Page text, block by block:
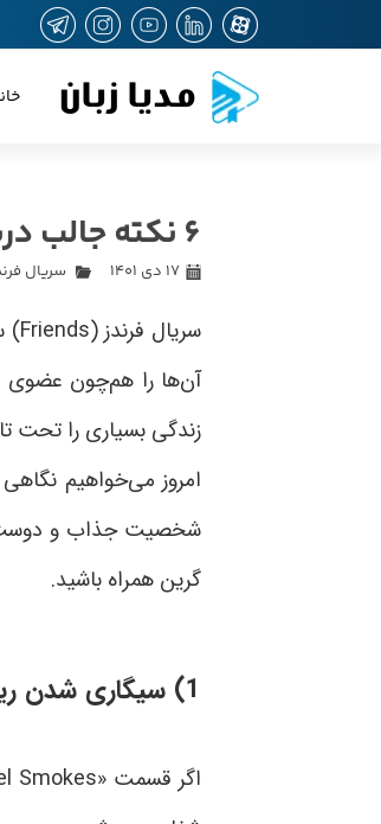
مدیا زبان
6 نکته جالب درباره ریچل گرین، در سریال فرندز (Friends)
۱۷ دی ۱۴۰۱ سریال
سریال فرندز(Friends)
آن‌ها را هم‌چون عضوی
زندگی بسیاری را تحت
امروز می‌خواهیم
شخصیت جذاب و دوست
گرین همراه باشید.
1) سیگاری شدن ریچل گرین به خاطر شغلش
اگر قسمت Smokes»